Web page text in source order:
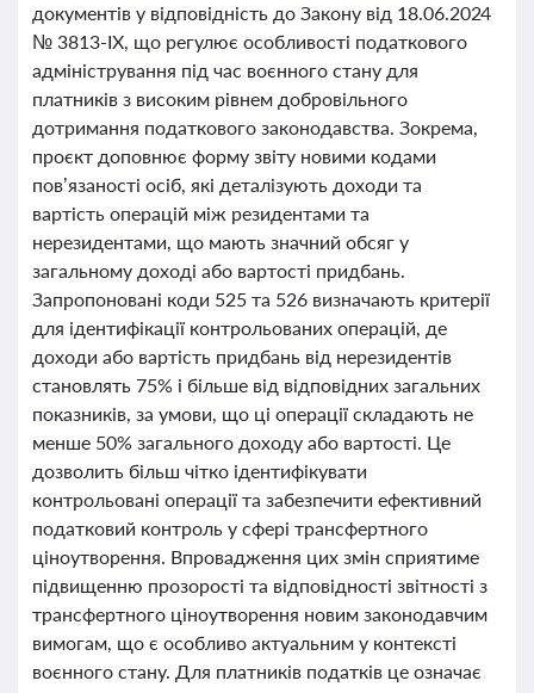
документів у відповідність до Закону від 18.06.2024
№ 3813-IX, що регулює особливості податкового
адміністрування під час воєнного стану для
платників з високим рівнем добровільного
дотримання податкового законодавства. Зокрема,
проєкт доповнює форму звіту новими кодами
пов’язаності осіб, які деталізують доходи та
вартість операцій між резидентами та
нерезидентами, що мають значний обсяг у
загальному доході або вартості придбань.
Запропоновані коди 525 та 526 визначають критерії
для ідентифікації контрольованих операцій, де
доходи або вартість придбань від нерезидентів
становлять 75% і більше від відповідних загальних
показників, за умови, що ці операції складають не
менше 50% загального доходу або вартості. Це
дозволить більш чітко ідентифікувати
контрольовані операції та забезпечити ефективний
податковий контроль у сфері трансфертного
ціноутворення. Впровадження цих змін сприятиме
підвищенню прозорості та відповідності звітності з
трансфертного ціноутворення новим законодавчим
вимогам, що є особливо актуальним у контексті
воєнного стану. Для платників податків це означає